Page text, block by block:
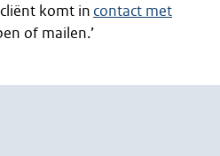
komt in contact met
of mailen.’